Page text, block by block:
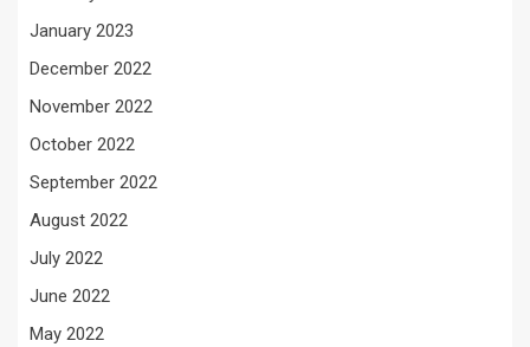
January 2023
December 2022
November 2022
October 2022
September 2022
August 2022
July 2022
June 2022
May 2022